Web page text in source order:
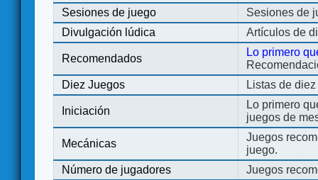
Sesiones de juego
Sesiones de
Divulgación lúdica
Artículos de
Recomendados
Lo primero
Diez Juegos
Listas de
Iniciación
Lo primero
juegos de
Mecánicas
Juegos
juego.
Número de jugadores
Juegos